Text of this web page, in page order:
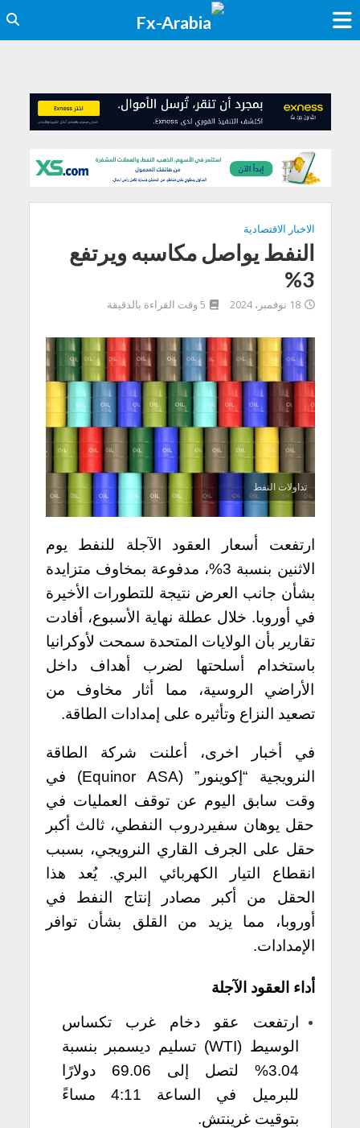
الاخبار الاقتصادية
النفط يواصل مكاسبه ويرتفع
3%
18 نوفمبر، 2024 5 وقت القراءة بالدقيقة
تداولات النفط
ارتفعت أسعار العقود الآجلة للنفط يوم
الاثنين بنسبة 3%، مدفوعة بمخاوف متزايدة
بشأن جانب العرض نتيجة للتطورات الأخيرة
في أوروبا. خلال عطلة نهاية الأسبوع، أفادت
تقارير بأن الولايات المتحدة سمحت لأوكرانيا
باستخدام أسلحتها لضرب أهداف داخل
الأراضي الروسية، مما أثار مخاوف من
تصعيد النزاع وتأثيره على إمدادات الطاقة.
في أخبار اخرى، أعلنت شركة الطاقة
النرويجية “إكوينور” (Equinor ASA) في
وقت سابق اليوم عن توقف العمليات في
حقل يوهان سفيردروب النفطي، ثالث أكبر
حقل على الجرف القاري النرويجي، بسبب
انقطاع التيار الكهربائي البري. يُعد هذا
الحقل من أكبر مصادر إنتاج النفط في
أوروبا، مما يزيد من القلق بشأن توافر
الإمدادات.
أداء العقود الآجلة
ارتفعت عقو دخام غرب تكساس
الوسيط (WTI) تسليم ديسمبر بنسبة
3.04% لتصل إلى 69.06 دولارًا
للبرميل في الساعة 4:11 مساءً
بتوقيت غرينتش.